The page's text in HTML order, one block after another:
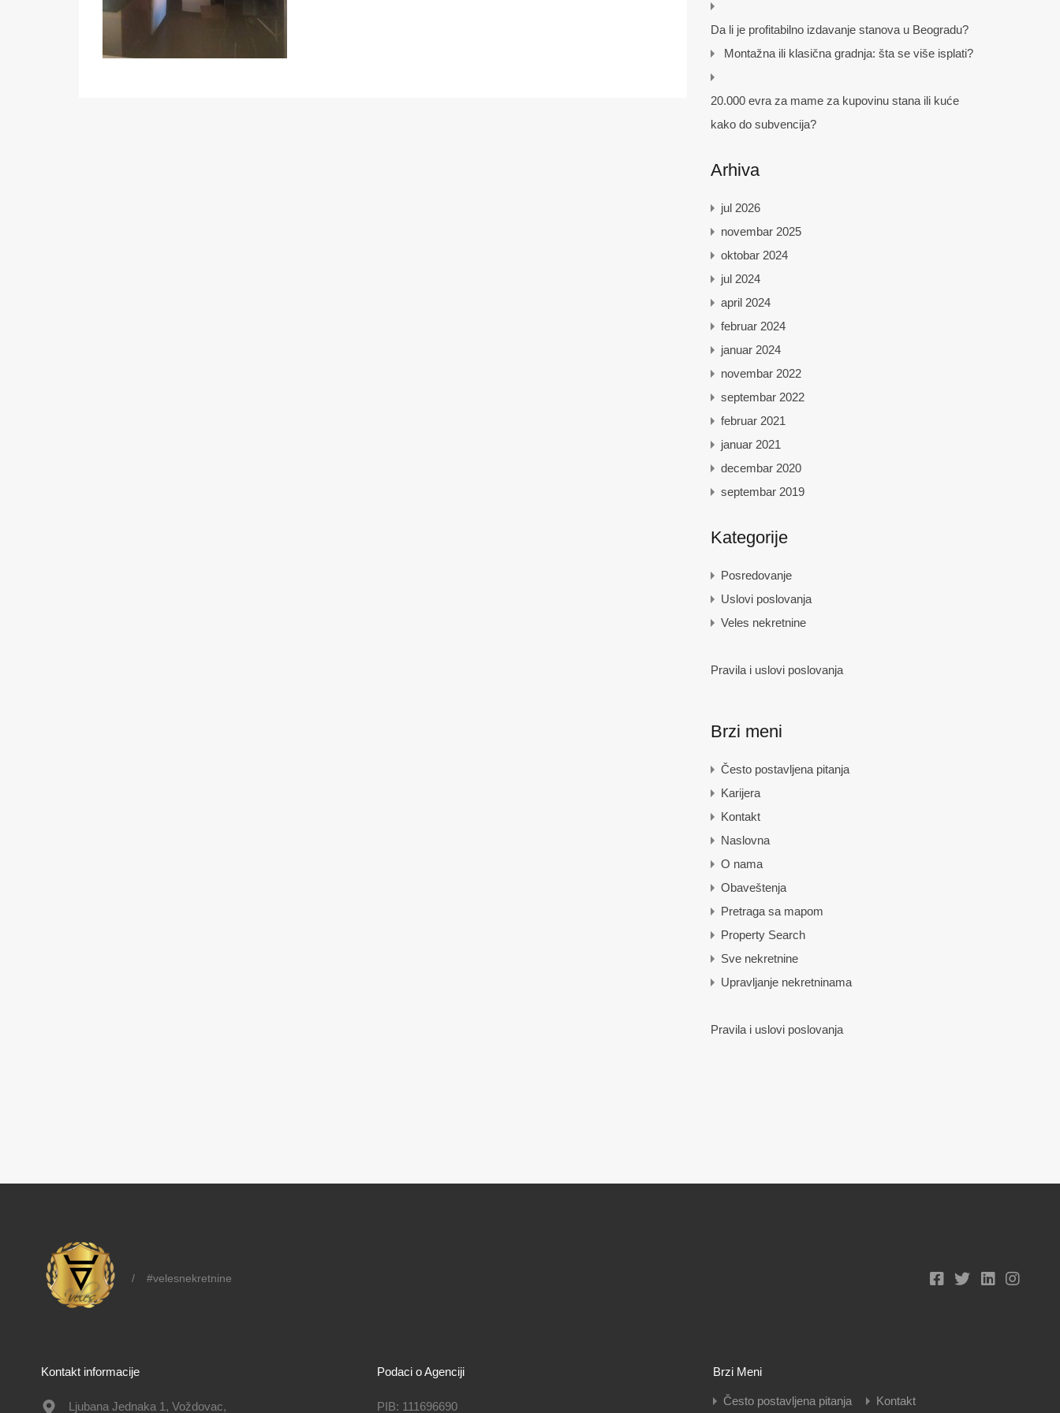
Da li je profitabilno izdavanje stanova u Beogradu?
Montažna ili klasična gradnja: šta se više isplati?
20.000 evra za mame za kupovinu stana ili kuće
kako do subvencija?
Arhiva
jul 2026
novembar 2025
oktobar 2024
jul 2024
april 2024
februar 2024
januar 2024
novembar 2022
septembar 2022
februar 2021
januar 2021
decembar 2020
septembar 2019
Kategorije
Posredovanje
Uslovi poslovanja
Veles nekretnine
Pravila i uslovi poslovanja
Brzi meni
Često postavljena pitanja
Karijera
Kontakt
Naslovna
O nama
Obaveštenja
Pretraga sa mapom
Property Search
Sve nekretnine
Upravljanje nekretninama
Pravila i uslovi poslovanja
/ #velesnekretnine
Kontakt informacije
Ljubana Jednaka 1, Voždovac,
Podaci o Agenciji
PIB: 111696690
Brzi Meni
Često postavljena pitanja Kontakt